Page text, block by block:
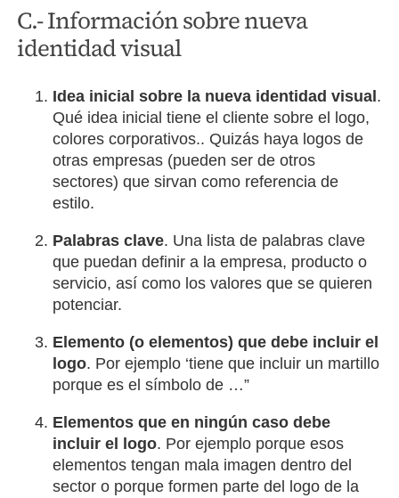
C.- Información sobre nueva
identidad visual
Idea inicial sobre la nueva identidad visual .
Qué idea inicial tiene el cliente sobre el logo,
colores corporativos.. Quizás haya logos de
otras empresas (pueden ser de otros
sectores) que sirvan como referencia de
estilo.
Palabras clave. Una lista de palabras clave
que puedan definir a la empresa, producto o
servicio, así como los valores que se quieren
potenciar.
Elemento (o elementos) que debe incluir el
logo. Por ejemplo ‘tiene que incluir un martillo
porque es el símbolo de …”
Elementos que en ningún caso debe
incluir el logo. Por ejemplo porque esos
elementos tengan mala imagen dentro del
sector o porque formen parte del logo de la